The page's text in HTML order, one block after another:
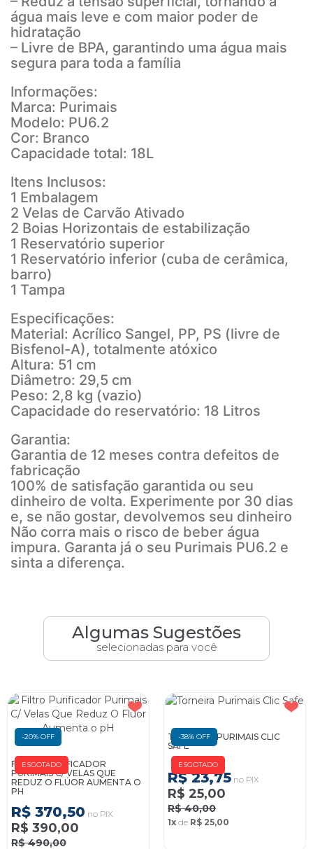
água mais leve e com maior poder de
hidratação
– Livre de BPA, garantindo uma água mais
segura para toda a família
Informações:
Marca: Purimais
Modelo: PU6.2
Cor: Branco
Capacidade total: 18L
Itens Inclusos:
1 Embalagem
2 Velas de Carvão Ativado
2 Boias Horizontais de estabilização
1 Reservatório superior
1 Reservatório inferior (cuba de cerâmica,
barro)
1 Tampa
Especificações:
Material: Acrílico Sangel, PP, PS (livre de
Bisfenol-A), totalmente atóxico
Altura: 51 cm
Diâmetro: 29,5 cm
Peso: 2,8 kg (vazio)
Capacidade do reservatório: 18 Litros
Garantia:
Garantia de 12 meses contra defeitos de
fabricação
100% de satisfação garantida ou seu
dinheiro de volta. Experimente por 30 dias
e, se não gostar, devolvemos seu dinheiro
Não corra mais o risco de beber água
impura. Garanta já o seu Purimais PU6.2 e
sinta a diferença.
Algumas Sugestões
selecionadas para você
FILTRO PURIFICADOR
PURIMAIS C/ VELAS QUE
REDUZ O FLÚOR AUMENTA O
PH
ESGOTADO
-20% OFF
R$ 370,50 no PIX
R$ 390,00
R$ 490,00
TORNEIRA PURIMAIS CLIC
SAFE
ESGOTADO
-38% OFF
R$ 23,75 no PIX
R$ 25,00
R$ 40,00
1x de R$ 25,00